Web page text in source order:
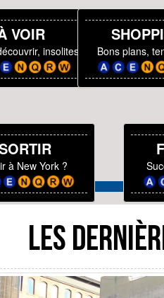
VOIR
insolites Bons plans,
à New York ?
LES